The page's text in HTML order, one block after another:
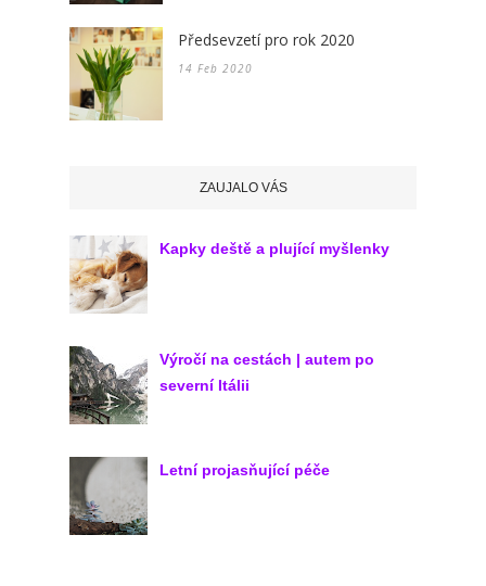
Předsevzetí pro rok 2020
14 Feb 2020
ZAUJALO VÁS
Kapky deště a plující myšlenky
Výročí na cestách | autem po
severní Itálii
Letní projasňující péče